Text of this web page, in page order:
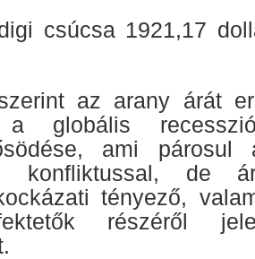
csúcsa 1921,17
az arany árát
a globális
ami párosul
konfliktussal, de
tényező,
részéről